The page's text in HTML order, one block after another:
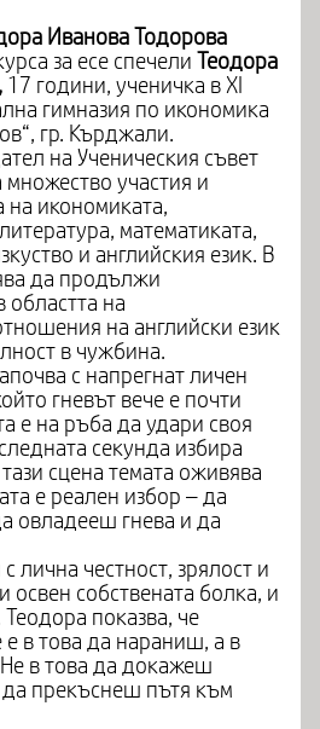
Иванова Тодорова
за есе спечели Теодора
17 години, ученичка в XI
гимназия по икономика
гр. Кърджали.
на Ученическия съвет
участия и
на икономиката,
математиката,
и английския език. В
да продължи
областта на
на английски език
в чужбина.
с напрегнат личен
гневът вече е почти
е на ръба да удари своя
секунда избира
сцена темата оживява
е реален избор – да
овладееш гнева и да
с лична честност, зрялост и
освен собствената болка, и
показва, че
е в това да нараниш, а в
в това да докажеш
прекъснеш пътя към